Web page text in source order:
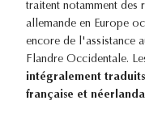
traitent notamment des
allemande en Europe
encore de l'assistance
Flandre Occidentale.
intégralement traduits
française et